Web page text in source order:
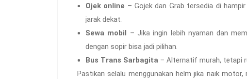
Ojek online – Gojek dan Grab tersedia di
jarak dekat.
Sewa mobil
– Jika ingin lebih nyaman dan
dengan sopir bisa jadi pilihan.
Bus Trans Sarbagita – Alternatif murah, tetapi
Pastikan selalu menggunakan helm jika naik